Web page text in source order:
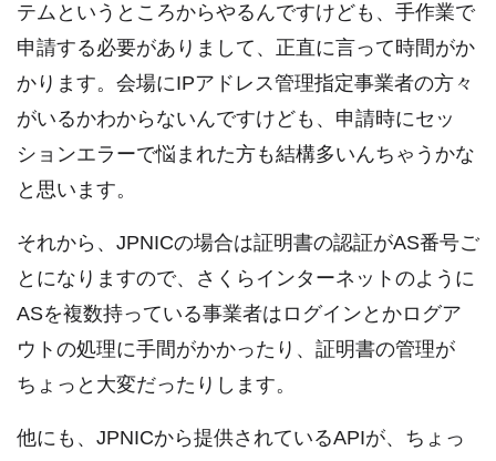
テムというところからやるんですけども、手作業で
申請する必要がありまして、正直に言って時間がか
かります。会場にIPアドレス管理指定事業者の方々
がいるかわからないんですけども、申請時にセッ
ションエラーで悩まれた方も結構多いんちゃうかな
と思います。
それから、JPNICの場合は証明書の認証がAS番号ご
とになりますので、さくらインターネットのように
ASを複数持っている事業者はログインとかログア
ウトの処理に手間がかかったり、証明書の管理が
ちょっと大変だったりします。
他にも、JPNICから提供されているAPIが、ちょっ